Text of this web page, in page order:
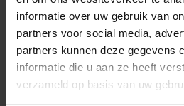
informatie over uw gebruik van
partners voor social media,
partners kunnen deze gegevens
informatie die u aan ze heeft
verzameld op basis van uw